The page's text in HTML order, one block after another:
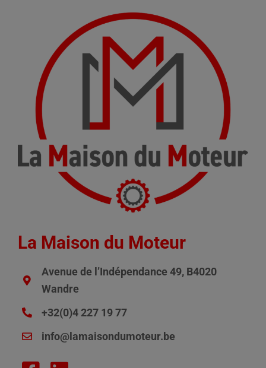
La Maison du Moteur
Avenue de l’Indépendance 49, B4020
Wandre
+32(0)4 227 19 77
info@lamaisondumoteur.be